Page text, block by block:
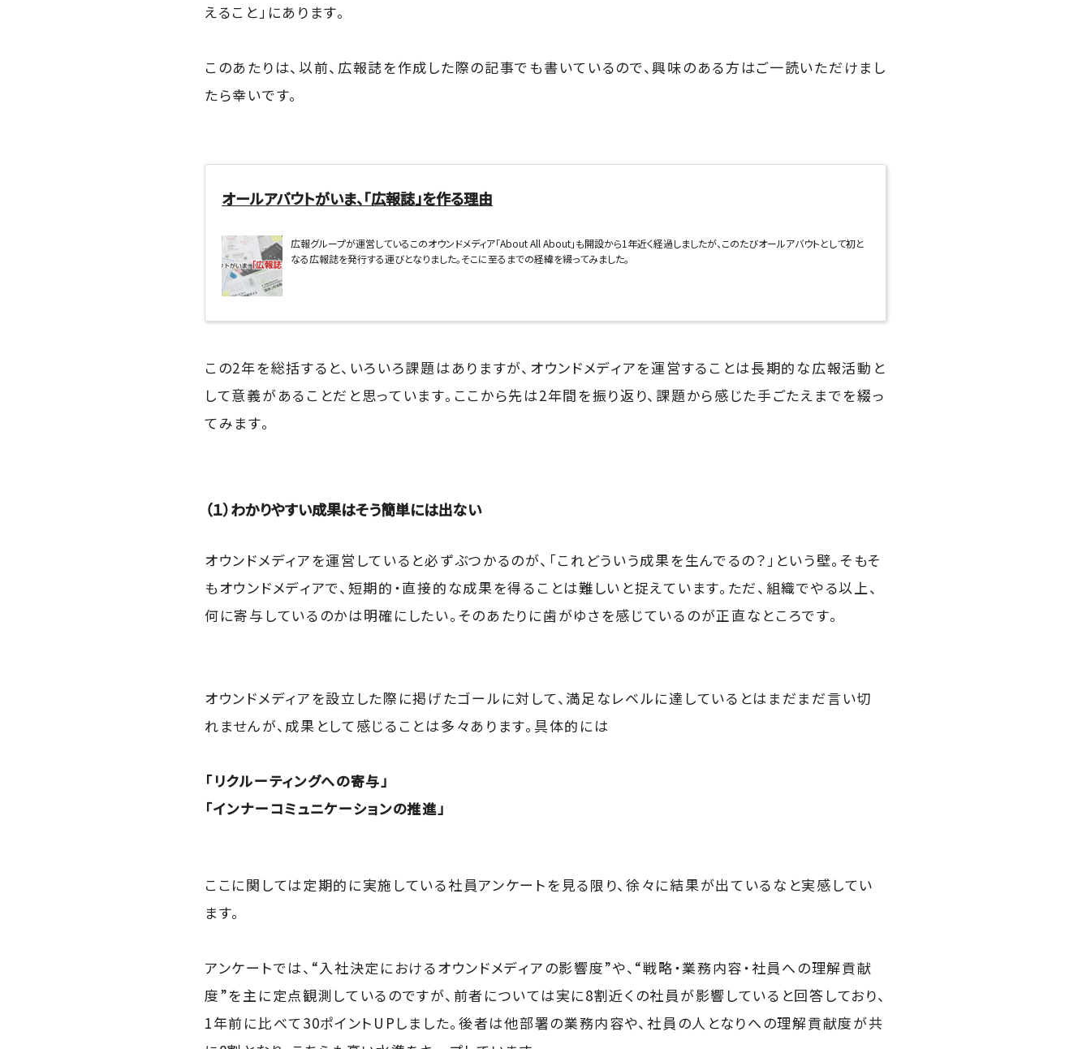
えること」にあります。
このあたりは、以前、広報誌を作成した際の記事でも書いているので、興味のある方はご一読いただけまし
たら幸いです。
オールアバウトがいま、「広報誌」を作る理由
広報グループが運営しているこのオウンドメディア「About All About」も開設から1年近く経過しましたが、このたびオールアバウトとして初と
なる広報誌を発行する運びとなりました。そこに至るまでの経緯を綴ってみました。
この2年を総括すると、いろいろ課題はありますが、オウンドメディアを運営することは長期的な広報活動と
して意義があることだと思っています。ここから先は2年間を振り返り、課題から感じた手ごたえまでを綴っ
てみます。
（１）わかりやすい成果はそう簡単には出ない
オウンドメディアを運営していると必ずぶつかるのが、「これどういう成果を生んでるの？」という壁。そもそ
もオウンドメディアで、短期的・直接的な成果を得ることは難しいと捉えています。ただ、組織でやる以上、
何に寄与しているのかは明確にしたい。そのあたりに歯がゆさを感じているのが正直なところです。
オウンドメディアを設立した際に掲げたゴールに対して、満足なレベルに達しているとはまだまだ言い切
れませんが、成果として感じることは多々あります。具体的には
「リクルーティングへの寄与」
「インナーコミュニケーションの推進」
ここに関しては定期的に実施している社員アンケートを見る限り、徐々に結果が出ているなと実感してい
ます。
アンケートでは、“入社決定におけるオウンドメディアの影響度”や、“戦略・業務内容・社員への理解貢献
度”を主に定点観測しているのですが、前者については実に8割近くの社員が影響していると回答しており、
1年前に比べて30ポイントUPしました。後者は他部署の業務内容や、社員の人となりへの理解貢献度が共